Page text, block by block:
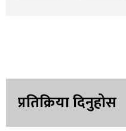
प्रतिक्रिया दिनुहोस